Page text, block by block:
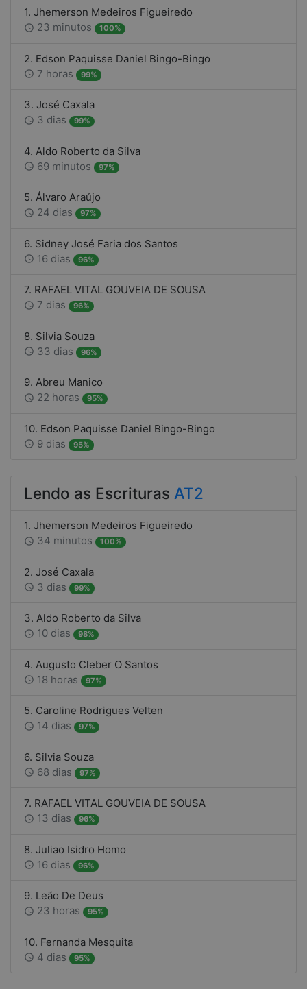
1. Jhemerson Medeiros Figueiredo
access_time 23 minutos 100%
2. Edson Paquisse Daniel Bingo-Bingo
access_time 7 horas 99%
3. José Caxala
access_time 3 dias 99%
4. Aldo Roberto da Silva
access_time 69 minutos 97%
5. Álvaro Araújo
access_time 24 dias 97%
6. Sidney José Faria dos Santos
access_time 16 dias 96%
7. RAFAEL VITAL GOUVEIA DE SOUSA
access_time 7 dias 96%
8. Silvia Souza
access_time 33 dias 96%
9. Abreu Manico
access_time 22 horas 95%
10. Edson Paquisse Daniel Bingo-Bingo
access_time 9 dias 95%
Lendo as Escrituras AT2
1. Jhemerson Medeiros Figueiredo
access_time 34 minutos 100%
2. José Caxala
access_time 3 dias 99%
3. Aldo Roberto da Silva
access_time 10 dias 98%
4. Augusto Cleber O Santos
access_time 18 horas 97%
5. Caroline Rodrigues Velten
access_time 14 dias 97%
6. Silvia Souza
access_time 68 dias 97%
7. RAFAEL VITAL GOUVEIA DE SOUSA
access_time 13 dias 96%
8. Juliao Isidro Homo
access_time 16 dias 96%
9. Leão De Deus
access_time 23 horas 95%
10. Fernanda Mesquita
access_time 4 dias 95%